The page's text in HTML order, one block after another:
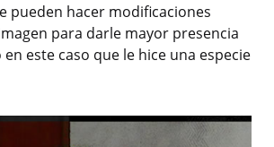
pueden hacer modificaciones
para darle mayor presencia
en este caso que le hice una especie